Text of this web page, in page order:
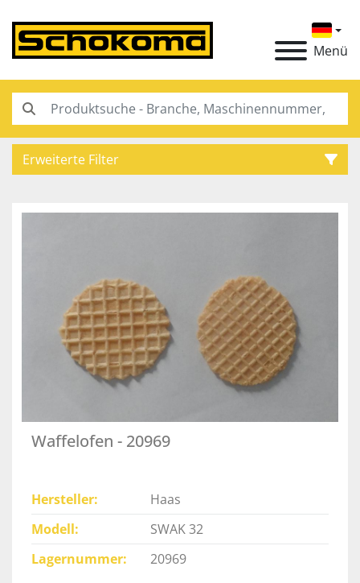
Menü
Erweiterte Filter
Waffelofen - 20969
Hersteller
Haas
Modell
SWAK 32
Lagernummer
20969